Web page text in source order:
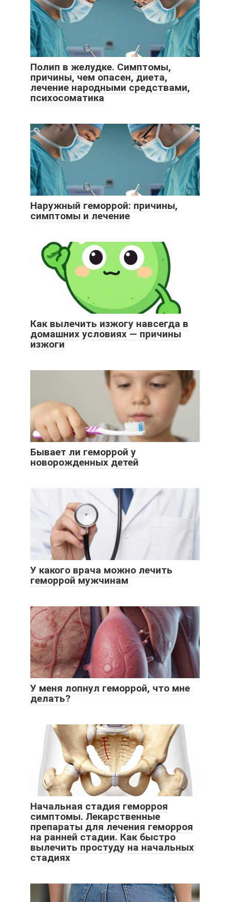
Полип в желудке. Симптомы,
причины, чем опасен, диета,
лечение народными средствами,
психосоматика
Наружный геморрой: причины,
симптомы и лечение
Как вылечить изжогу навсегда в
домашних условиях — причины
изжоги
Бывает ли геморрой у
новорожденных детей
У какого врача можно лечить
геморрой мужчинам
У меня лопнул геморрой, что мне
делать?
Начальная стадия геморроя
симптомы. Лекарственные
препараты для лечения геморроя
на ранней стадии. Как быстро
вылечить простуду на начальных
стадиях